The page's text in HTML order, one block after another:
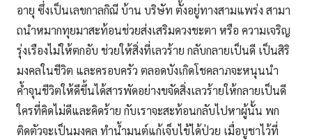
อายุ ซึ่งเป็นเลขกาลกิณี บ้าน บริษัท ตั้งอยู่ทางสามแพร่ง สามา
ถนำหมากทุยมาสะท้อนช่วยส่งเสริมดวงชะตา หรือ ความเจริญ
รุ่งเรืองไม่ให้ตกอับ ช่วยให้สิ่งที่เลวร้าย กลับกลายเป็นดี เป็นสิริ
มงคลในชีวิต และครอบครัว ตลอดบังเกิดโชคลาภจะหนุนนำ
ค้ำจุนชีวิตให้ดีขึ้นได้สารพัดอย่างขจัดสิ่งเลวร้ายให้กลายเป็นดี
ใครที่คิดไม่ดีและคิดร้าย กับเราจะสะท้อนกลับไปหาผู้นั้น พก
ติดตัวจะเป็นมงคล ทำน้ำมนต์แก้เจ็บไข้ได้ป่วย เมื่อบูชาไว้ที่